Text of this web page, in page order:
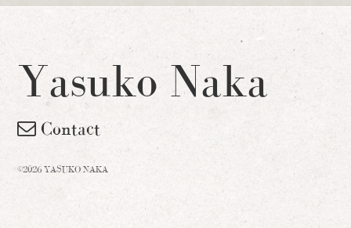
Yasuko Naka
Contact
©2026 YASUKO NAKA